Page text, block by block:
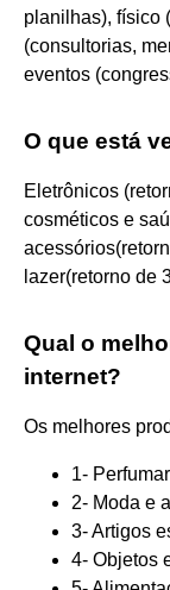
planilhas), físico
(consultorias,
eventos
O que está
Eletrônicos
cosméticos e
lazer(retorno de
Qual o
internet?
Os melhores
1-
2- Moda e
3- Artigos
4- Objetos